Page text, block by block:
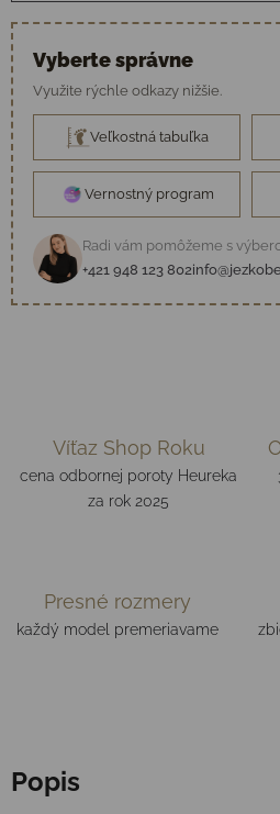
Vyberte správne
Využite rýchle odkazy nižšie.
Veľkostná tabuľka
Vernostný program
Radi vám pomôžeme s
+421 948 123 802
Víťaz Shop Roku
cena odbornej poroty Heureka
za rok 2025
Presné rozmery
každý model premeriavame
Popis